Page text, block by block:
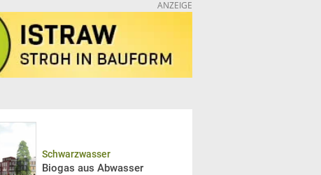
ANZEIGE
Schwarzwasser
Biogas aus Abwasser